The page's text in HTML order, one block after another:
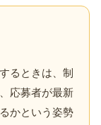
るときは、制
応募者が最新
かという姿勢